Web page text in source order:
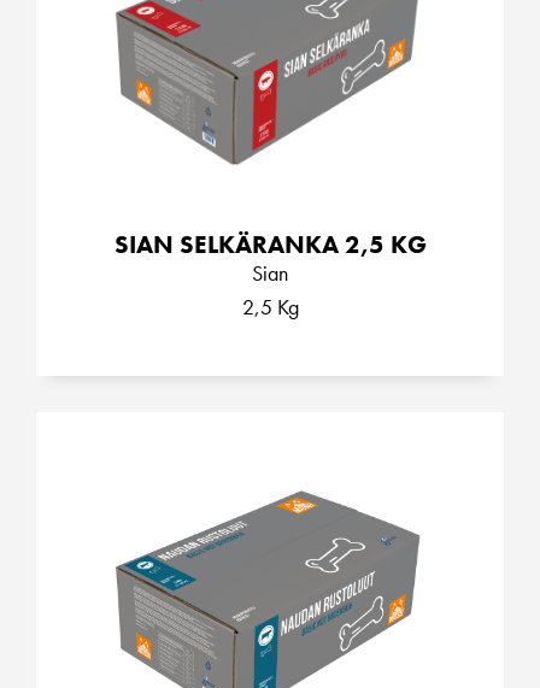
SIAN SELKÄRANKA 2,5 KG
Sian
2,5 Kg